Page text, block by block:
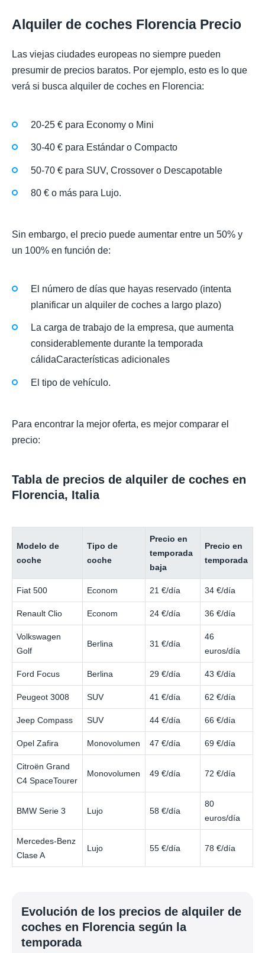
Alquiler de coches Florencia Precio
Las viejas ciudades europeas no siempre pueden
presumir de precios baratos. Por ejemplo, esto es lo que
verá si busca alquiler de coches en Florencia:
20-25 € para Economy o Mini
30-40 € para Estándar o Compacto
50-70 € para SUV, Crossover o Descapotable
80 € o más para Lujo.
Sin embargo, el precio puede aumentar entre un 50% y
un 100% en función de:
El número de días que hayas reservado (intenta
planificar un alquiler de coches a largo plazo)
La carga de trabajo de la empresa, que aumenta
considerablemente durante la temporada
cálidaCaracterísticas adicionales
El tipo de vehículo.
Para encontrar la mejor oferta, es mejor comparar el
precio:
Tabla de precios de alquiler de coches en
Florencia, Italia
Modelo de
coche
Tipo de
coche
Precio en
temporada
baja
Precio en
temporada
Fiat 500 Econom 21 €/día 34 €/día
Renault Clio Econom 24 €/día 36 €/día
Volkswagen
Golf
Berlina 31 €/día
46
euros/día
Ford Focus Berlina 29 €/día 43 €/día
Peugeot 3008 SUV 41 €/día 62 €/día
Jeep Compass SUV 44 €/día 66 €/día
Opel Zafira Monovolumen 47 €/día 69 €/día
Citroën Grand
C4 SpaceTourer
Monovolumen 49 €/día 72 €/día
BMW Serie 3 Lujo 58 €/día
80
euros/día
Mercedes-Benz
Clase A
Lujo 55 €/día 78 €/día
Evolución de los precios de alquiler de
coches en Florencia según la
temporada